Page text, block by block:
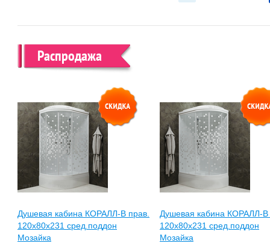
Распродажа
Душевая кабина КОРАЛЛ-В прав.
120х80х231 сред.поддон
Мозайка
Душевая кабина КОРАЛЛ-В
120х80х231 сред.поддон
Мозайка